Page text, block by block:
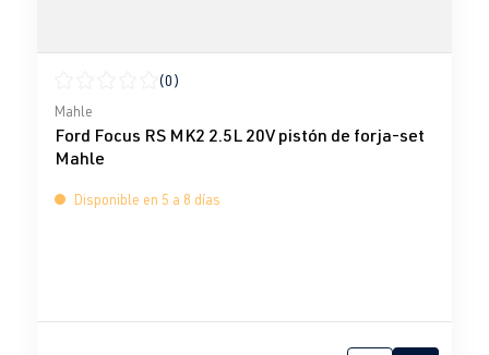
Calificación promedio de 0 de 5 estrellas
(0)
Mahle
Ford Focus RS MK2 2.5L 20V pistón de forja-set
Mahle
Disponible en 5 a 8 días